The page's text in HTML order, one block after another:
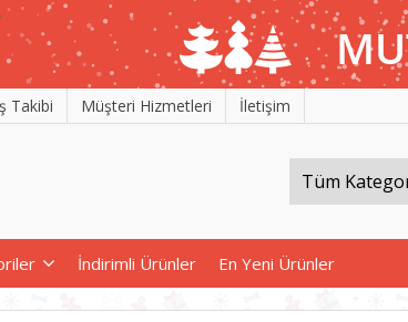
Takibi Müşteri Hizmetleri İletişim
İndirimli Ürünler En Yeni Ürünler